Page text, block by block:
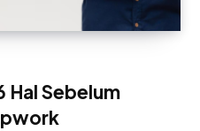
Hal Sebelum